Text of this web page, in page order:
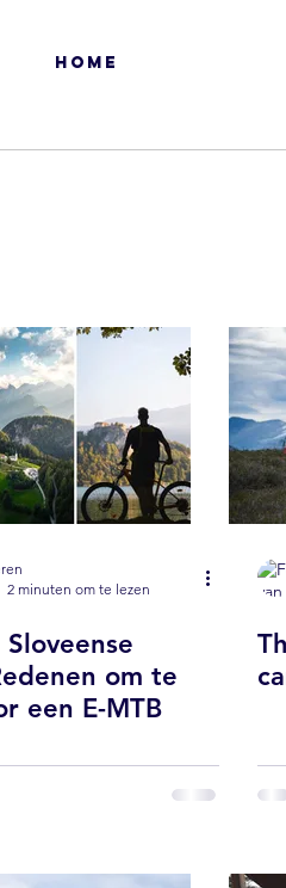
HOME
2 minuten om te lezen
om te
een E-MTB